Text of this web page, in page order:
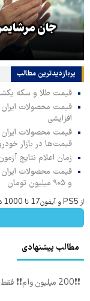
جان
پربازدیدترین‌ مطالب
قیمت طلا و سکه یکشنبه ۱۱ مرداد ۱۴۰۵/ ریزش سنگین
افزایشی
قیمت‌ها در بازار
زمان اعلام نتایج
و ۹۰۵ میلیون تومان
از PS5 و آیفون17 تا 1000 دلار برنده شو🔥 گردونه شانس بدون پوچ 💥
مطالب پیشنهادی
❗❗200 میلیون وام❗❗ فقط با احراز هویت در آبان تتر